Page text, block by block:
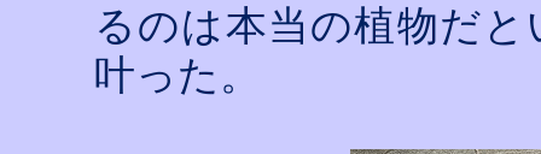
るのは本当の植物だ
叶った。